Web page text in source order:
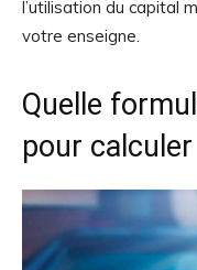
l’utilisation du capital
votre enseigne.
Quelle
pour calculer